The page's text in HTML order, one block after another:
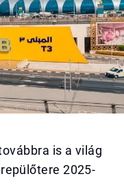
is a világ
2025-